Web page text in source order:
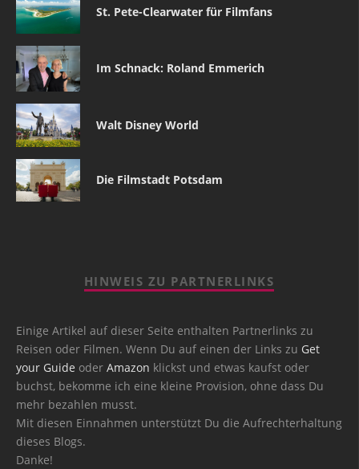
St. Pete-Clearwater für Filmfans
Im Schnack: Roland Emmerich
Walt Disney World
Die Filmstadt Potsdam
HINWEIS ZU PARTNERLINKS
Einige Artikel auf dieser Seite enthalten Partnerlinks zu
Reisen oder Filmen. Wenn Du auf einen der Links zu Get
your Guide oder Amazon klickst und etwas kaufst oder
buchst, bekomme ich eine kleine Provision, ohne dass Du
mehr bezahlen musst.
Mit diesen Einnahmen unterstützt Du die Aufrechterhaltung
dieses Blogs.
Danke!